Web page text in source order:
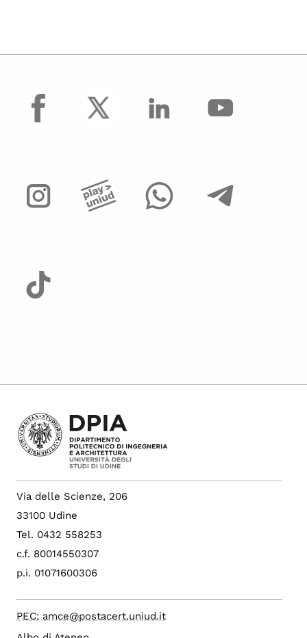
facebook
Via delle Scienze, 206
33100 Udine
Tel. 0432 558253
c.f. 80014550307
p.i. 01071600306
PEC: amce@postacert.uniud.it